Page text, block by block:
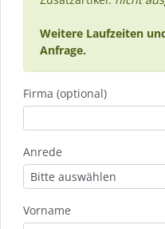
Weitere Laufzeiten
Anfrage.
Firma (optional)
Anrede
Vorname